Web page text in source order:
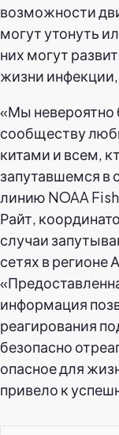
возможности
могут утонуть
них могут
жизни инфекции,
«Мы невероятно
сообществу
китами и всем,
запутавшемся в
линию NOAA
Райт,
случаи
сетях в регионе
информация
реагирования
безопасно
опасное для
привело к